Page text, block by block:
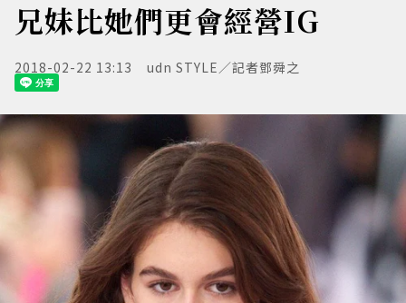
兄妹比她們更會經營IG
2018-02-22 13:13 udn STYLE／記者鄧舜之